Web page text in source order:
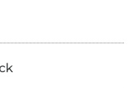
allen